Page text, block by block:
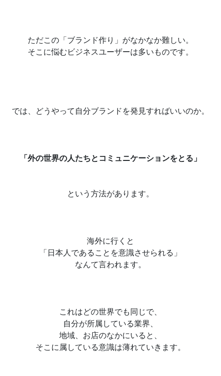
ただこの「ブランド作り」がなかなか難しい。
そこに悩むビジネスユーザーは多いものです。
では、どうやって自分ブランドを発見すればいいのか。
「外の世界の人たちとコミュニケーションをとる」
という方法があります。
海外に行くと
「日本人であることを意識させられる」
なんて言われます。
これはどの世界でも同じで、
自分が所属している業界、
地域、お店のなかにいると、
そこに属している意識は薄れていきます。